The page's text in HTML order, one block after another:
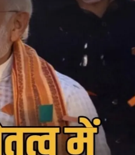
आरोपी को CID ने पकड़ा
बीयर प्लांट पर छापा
ने की अध्यक्षता